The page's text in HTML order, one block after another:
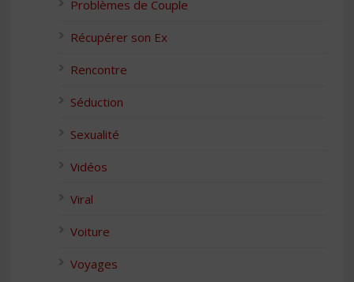
Problèmes de Couple
Récupérer son Ex
Rencontre
Séduction
Sexualité
Vidéos
Viral
Voiture
Voyages